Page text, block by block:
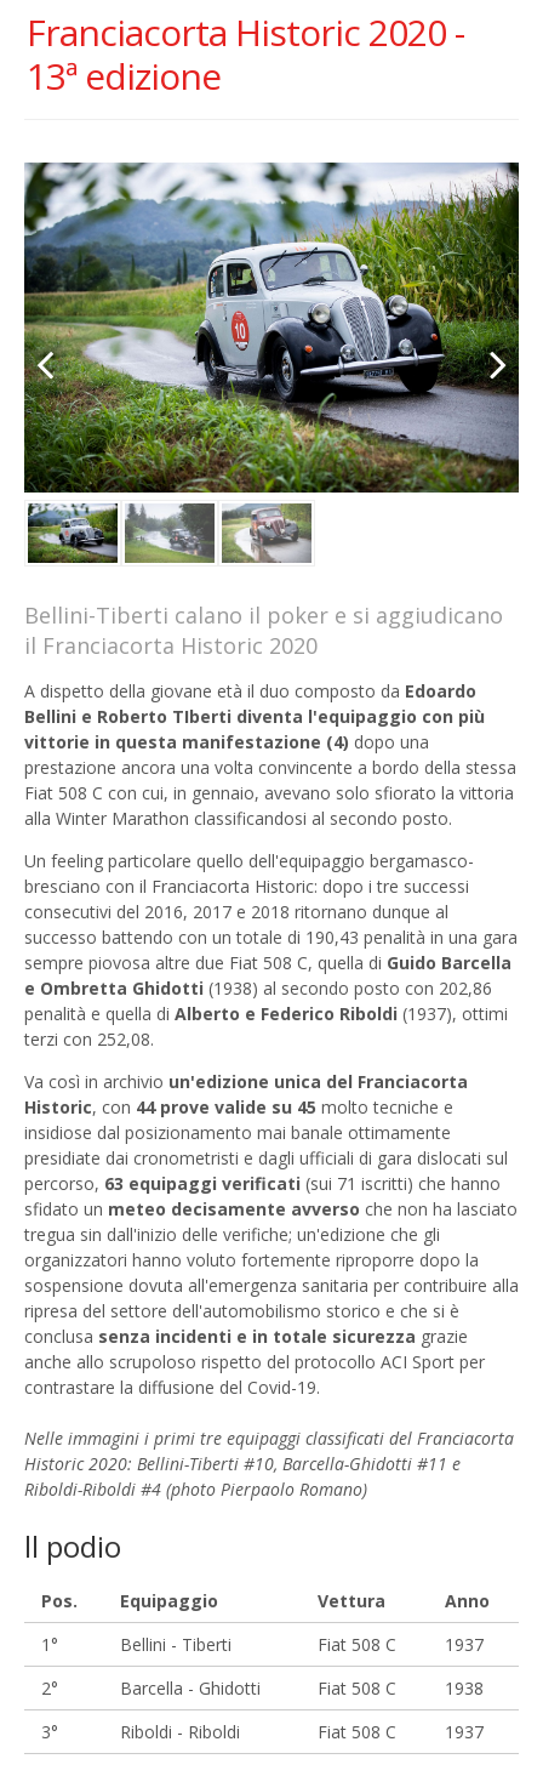
Franciacorta Historic 2020 -
13ª edizione
Previous Next
Bellini-Tiberti calano il poker e si aggiudicano
il Franciacorta Historic 2020
A dispetto della giovane età il duo composto da Edoardo
Bellini e Roberto TIberti diventa l'equipaggio con più
vittorie in questa manifestazione (4) dopo una
prestazione ancora una volta convincente a bordo della stessa
Fiat 508 C con cui, in gennaio, avevano solo sfiorato la vittoria
alla Winter Marathon classificandosi al secondo posto.
Un feeling particolare quello dell'equipaggio bergamasco-
bresciano con il Franciacorta Historic: dopo i tre successi
consecutivi del 2016, 2017 e 2018 ritornano dunque al
successo battendo con un totale di 190,43 penalità in una gara
sempre piovosa altre due Fiat 508 C, quella di Guido Barcella
e Ombretta Ghidotti (1938) al secondo posto con 202,86
penalità e quella di Alberto e Federico Riboldi (1937), ottimi
terzi con 252,08.
Va così in archivio un'edizione unica del Franciacorta
Historic, con 44 prove valide su 45 molto tecniche e
insidiose dal posizionamento mai banale ottimamente
presidiate dai cronometristi e dagli ufficiali di gara dislocati sul
percorso, 63 equipaggi verificati (sui 71 iscritti) che hanno
sfidato un meteo decisamente avverso che non ha lasciato
tregua sin dall'inizio delle verifiche; un'edizione che gli
organizzatori hanno voluto fortemente riproporre dopo la
sospensione dovuta all'emergenza sanitaria per contribuire alla
ripresa del settore dell'automobilismo storico e che si è
conclusa senza incidenti e in totale sicurezza grazie
anche allo scrupoloso rispetto del protocollo ACI Sport per
contrastare la diffusione del Covid-19.
Nelle immagini i primi tre equipaggi classificati del Franciacorta
Historic 2020: Bellini-Tiberti #10, Barcella-Ghidotti #11 e
Riboldi-Riboldi #4 (photo Pierpaolo Romano)
ll podio
Pos. Equipaggio Vettura
Anno
1°
Bellini - Tiberti Fiat 508 C
1937
2°
Barcella - Ghidotti Fiat 508 C
1938
3°
Riboldi - Riboldi Fiat 508 C 1937